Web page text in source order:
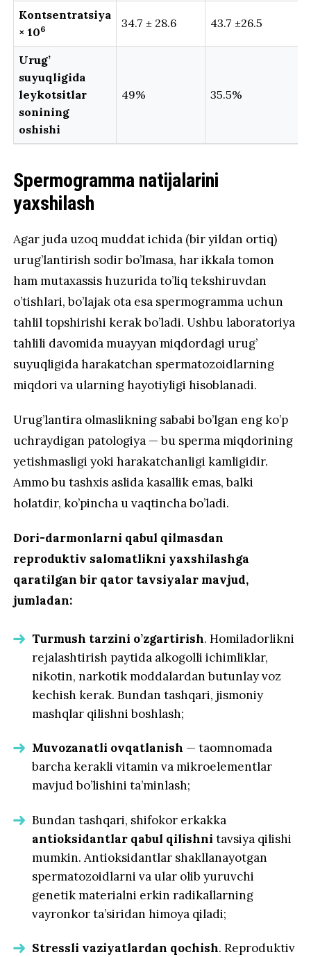
Kontsentratsiya
× 106 34.7 ± 28.6 43.7 ±26.5
Urug’
suyuqligida
leykotsitlar
sonining
oshishi
49% 35.5%
Spermogramma natijalarini
yaxshilash
Agar juda uzoq muddat ichida (bir yildan ortiq)
urug’lantirish sodir bo’lmasa, har ikkala tomon
ham mutaxassis huzurida to’liq tekshiruvdan
o’tishlari, bo’lajak ota esa spermogramma uchun
tahlil topshirishi kerak bo’ladi. Ushbu laboratoriya
tahlili davomida muayyan miqdordagi urug’
suyuqligida harakatchan spermatozoidlarning
miqdori va ularning hayotiyligi hisoblanadi.
Urug’lantira olmaslikning sababi bo’lgan eng ko’p
uchraydigan patologiya — bu sperma miqdorining
yetishmasligi yoki harakatchanligi kamligidir.
Ammo bu tashxis aslida kasallik emas, balki
holatdir, ko’pincha u vaqtincha bo’ladi.
Dori-darmonlarni qabul qilmasdan
reproduktiv salomatlikni yaxshilashga
qaratilgan bir qator tavsiyalar mavjud,
jumladan:
Turmush tarzini o’zgartirish. Homiladorlikni
rejalashtirish paytida alkogolli ichimliklar,
nikotin, narkotik moddalardan butunlay voz
kechish kerak. Bundan tashqari, jismoniy
mashqlar qilishni boshlash;
Muvozanatli ovqatlanish — taomnomada
barcha kerakli vitamin va mikroelementlar
mavjud bo’lishini ta’minlash;
Bundan tashqari, shifokor erkakka
antioksidantlar qabul qilishni tavsiya qilishi
mumkin. Antioksidantlar shakllanayotgan
spermatozoidlarni va ular olib yuruvchi
genetik materialni erkin radikallarning
vayronkor ta’siridan himoya qiladi;
Stressli vaziyatlardan qochish. Reproduktiv